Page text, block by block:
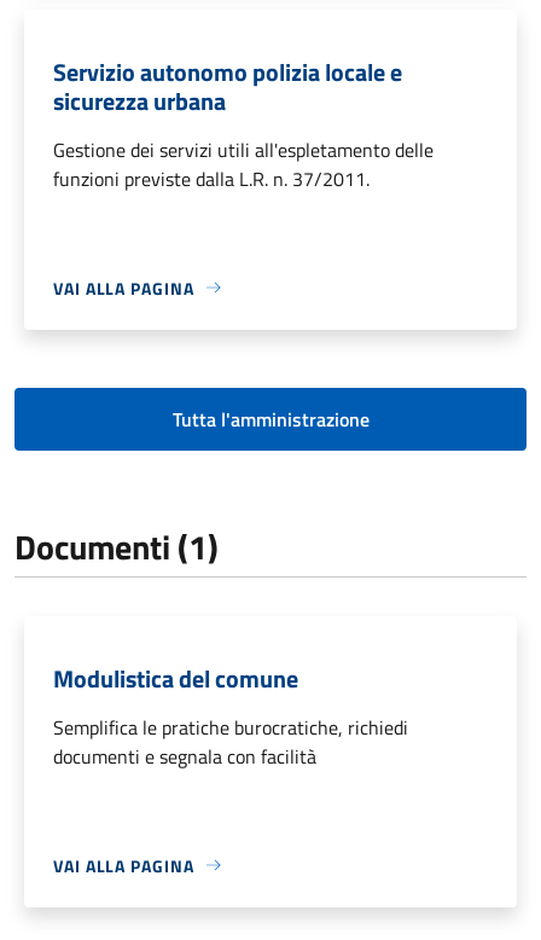
Servizio autonomo polizia locale e
sicurezza urbana
Gestione dei servizi utili all'espletamento delle
funzioni previste dalla L.R. n. 37/2011.
VAI ALLA PAGINA
Tutta l'amministrazione
Documenti (1)
Modulistica del comune
Semplifica le pratiche burocratiche, richiedi
documenti e segnala con facilità
VAI ALLA PAGINA